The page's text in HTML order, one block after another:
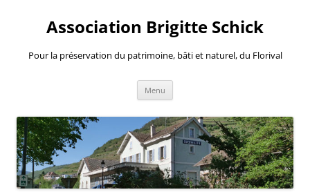
contenuAssociation Brigitte Schick
Pour la préservation du patrimoine, bâti et naturel, du Florival
Menu